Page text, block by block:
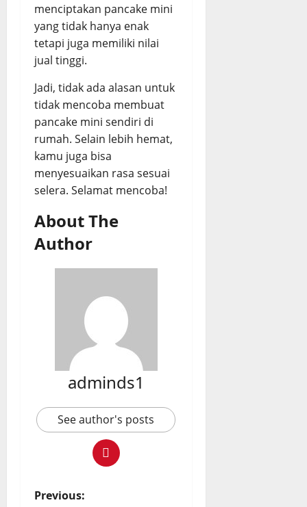
menciptakan pancake mini
yang tidak hanya enak
tetapi juga memiliki nilai
jual tinggi.
Jadi, tidak ada alasan untuk
tidak mencoba membuat
pancake mini sendiri di
rumah. Selain lebih hemat,
kamu juga bisa
menyesuaikan rasa sesuai
selera. Selamat mencoba!
About The
Author
adminds1
See author's posts
P
Previous: